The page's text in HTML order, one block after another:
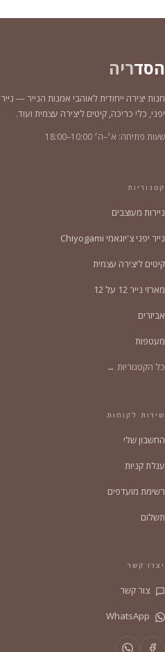
הסדריה
חנות יצירה ייחודית לאוהבי אמנות הנייר — נייר
יפני, כלי כריכה, קיטים ליצירה עצמית ועוד.
שעות פתיחה: א׳–ה׳ 10:00–18:00
קטגוריות
ניירות מעוצבים
נייר יפני צ'יוגאמי Chiyogami
קיטים ליצירה עצמית
מארזי נייר 12 על 12
אביזרים
מעטפות
כל הקטגוריות →
שירות לקוחות
החשבון שלי
עגלת קניות
רשימת מועדפים
תשלום
יצרו קשר
צור קשר